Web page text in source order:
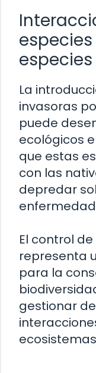
La
invasoras
puede
ecológicos
que estas
con las
depredar
El control
representa
para la
gestionar